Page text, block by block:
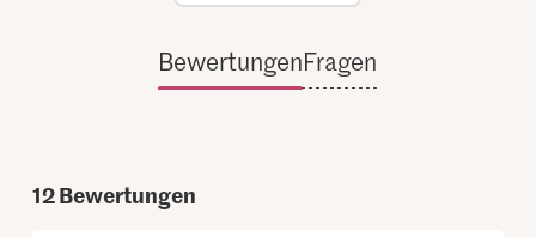
BewertungenFragen
12Bewertungen